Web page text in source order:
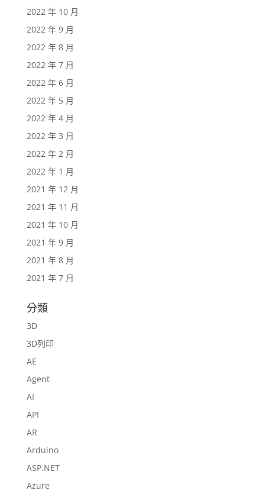
2022 年 10 月
2022 年 9 月
2022 年 8 月
2022 年 7 月
2022 年 6 月
2022 年 5 月
2022 年 4 月
2022 年 3 月
2022 年 2 月
2022 年 1 月
2021 年 12 月
2021 年 11 月
2021 年 10 月
2021 年 9 月
2021 年 8 月
2021 年 7 月
分類
3D
3D列印
AE
Agent
AI
API
AR
Arduino
ASP.NET
Azure